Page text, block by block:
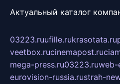
Актуальный каталог
03223.ruufille.rukrasotata.ru
veetbox.rucinemapost.ru
mega-press.ru03223.ruweb-
eurovision-russia.rustrah-